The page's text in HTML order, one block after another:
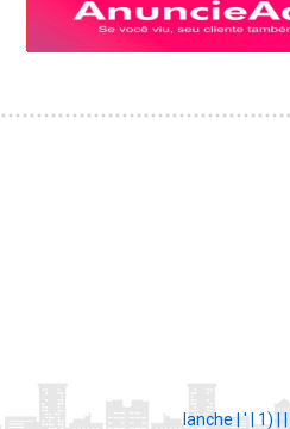
lanche |' | 1) | |